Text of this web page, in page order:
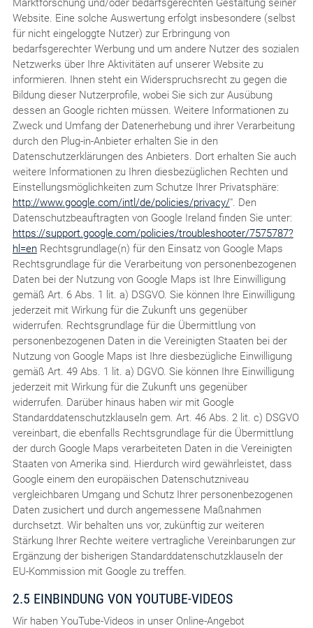
Website. Eine solche Auswertung erfolgt insbesondere (selbst
für nicht eingeloggte Nutzer) zur Erbringung von
bedarfsgerechter Werbung und um andere Nutzer des sozialen
Netzwerks über Ihre Aktivitäten auf unserer Website zu
informieren. Ihnen steht ein Widerspruchsrecht zu gegen die
Bildung dieser Nutzerprofile, wobei Sie sich zur Ausübung
dessen an Google richten müssen. Weitere Informationen zu
Zweck und Umfang der Datenerhebung und ihrer Verarbeitung
durch den Plug-in-Anbieter erhalten Sie in den
Datenschutzerklärungen des Anbieters. Dort erhalten Sie auch
weitere Informationen zu Ihren diesbezüglichen Rechten und
Einstellungsmöglichkeiten zum Schutze Ihrer Privatsphäre:
http://www.google.com/intl/de/policies/privacy/". Den
Datenschutzbeauftragten von Google Ireland finden Sie unter:
https://support.google.com/policies/troubleshooter/7575787?
hl=enRechtsgrundlage(n) für den Einsatz von Google Maps
Rechtsgrundlage für die Verarbeitung von personenbezogenen
Daten bei der Nutzung von Google Maps ist Ihre Einwilligung
gemäß Art. 6 Abs. 1 lit. a) DSGVO. Sie können Ihre Einwilligung
jederzeit mit Wirkung für die Zukunft uns gegenüber
widerrufen. Rechtsgrundlage für die Übermittlung von
personenbezogenen Daten in die Vereinigten Staaten bei der
Nutzung von Google Maps ist Ihre diesbezügliche Einwilligung
gemäß Art. 49 Abs. 1 lit. a) DGVO. Sie können Ihre Einwilligung
jederzeit mit Wirkung für die Zukunft uns gegenüber
widerrufen. Darüber hinaus haben wir mit Google
Standarddatenschutzklauseln gem. Art. 46 Abs. 2 lit. c) DSGVO
vereinbart, die ebenfalls Rechtsgrundlage für die Übermittlung
der durch Google Maps verarbeiteten Daten in die Vereinigten
Staaten von Amerika sind. Hierdurch wird gewährleistet, dass
Google einem den europäischen Datenschutzniveau
vergleichbaren Umgang und Schutz Ihrer personenbezogenen
Daten zusichert und durch angemessene Maßnahmen
durchsetzt. Wir behalten uns vor, zukünftig zur weiteren
Stärkung Ihrer Rechte weitere vertragliche Vereinbarungen zur
Ergänzung der bisherigen Standarddatenschutzklauseln der
EU-Kommission mit Google zu treffen.
2.5 EINBINDUNG VON YOUTUBE-VIDEOS
Wir haben YouTube-Videos in unser Online-Angebot